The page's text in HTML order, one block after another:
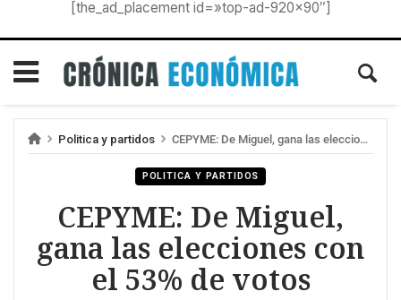
[the_ad_placement id=»top-ad-920×90″]
Politica y partidos CEPYME: De Miguel, gana las elecciones con el 53% de votos
POLITICA Y PARTIDOS
CEPYME: De Miguel,
gana las elecciones con
el 53% de votos